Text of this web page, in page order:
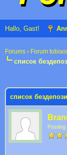
Hallo, Gast!
Forums › Forum
список
список
Posting